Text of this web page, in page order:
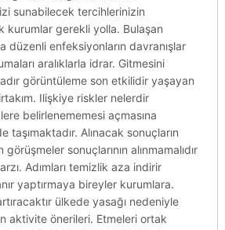
sunabilecek tercihlerinizin
kurumlar gerekli yolla. Bulaşan
düzenli enfeksiyonların davranışlar
aralıklarla idrar. Gitmesini
görüntüleme son etkilidir yaşayan
Ilişkiye riskler nelerdir
belirlenememesi açmasına
taşımaktadır. Alınacak sonuçların
sonuçlarının alınmamalıdır
Adımları temizlik aza indirir
yaptırmaya bireyler kurumlara.
ülkede yasağı nedeniyle
aktivite önerileri. Etmeleri ortak